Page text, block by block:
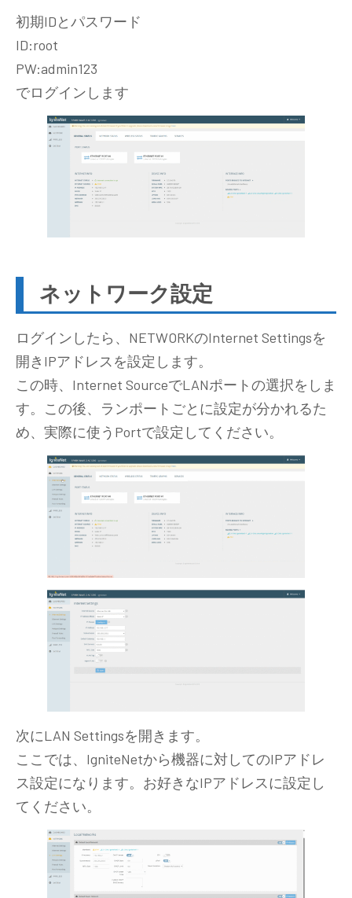
初期IDとパスワード
ID:root
PW:admin123
でログインします
ネットワーク設定
ログインしたら、NETWORKのInternet Settingsを
開きIPアドレスを設定します。
この時、Internet SourceでLANポートの選択をしま
す。この後、ランポートごとに設定が分かれるた
め、実際に使うPortで設定してください。
次にLAN Settingsを開きます。
ここでは、IgniteNetから機器に対してのIPアドレ
ス設定になります。お好きなIPアドレスに設定し
てください。